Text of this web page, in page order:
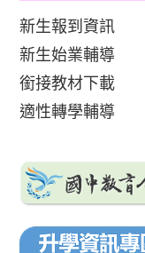
新生報到資訊
新生始業輔導
銜接教材下載
適性轉學輔導